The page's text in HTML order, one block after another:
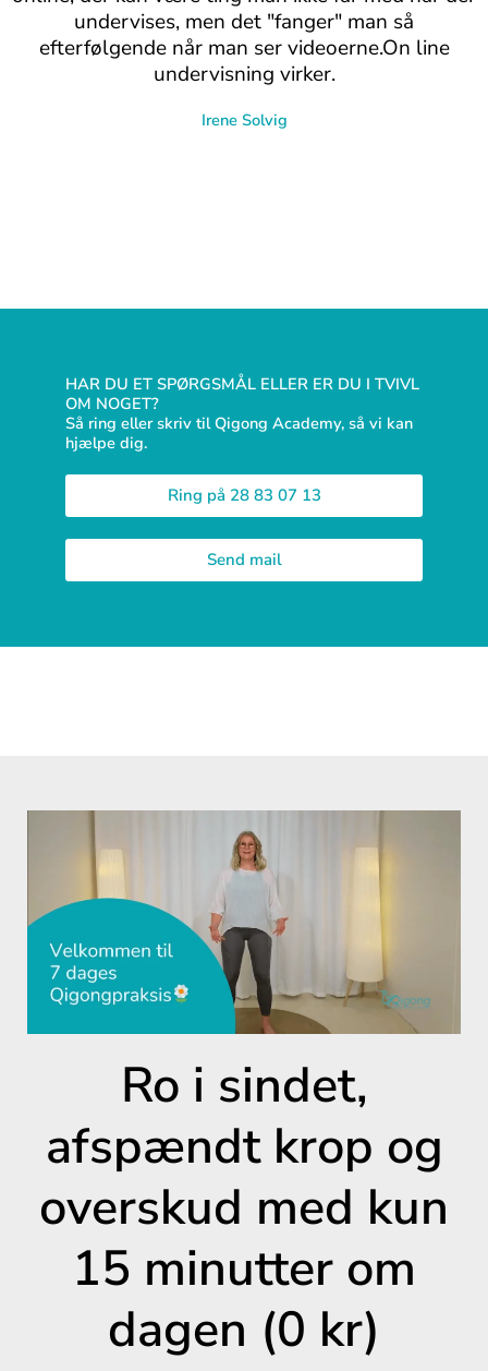
undervises, men det "fanger" man så
efterfølgende når man ser videoerne.On line
undervisning virker.
Irene Solvig
HAR DU ET SPØRGSMÅL ELLER ER DU I TVIVL
OM NOGET?
Så ring eller skriv til Qigong Academy, så vi kan
hjælpe dig.
Ring på 28 83 07 13
Send mail
Ro i sindet,
afspændt krop og
overskud med kun
15 minutter om
dagen (0 kr)